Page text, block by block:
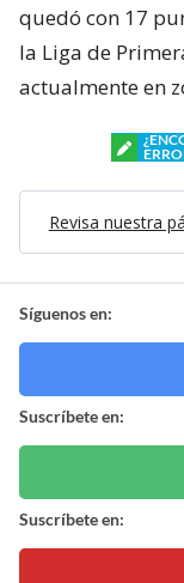
quedó con 17
la Liga de
actualmente en
Revisa nuestra
Síguenos en:
Suscríbete en:
Suscríbete en: